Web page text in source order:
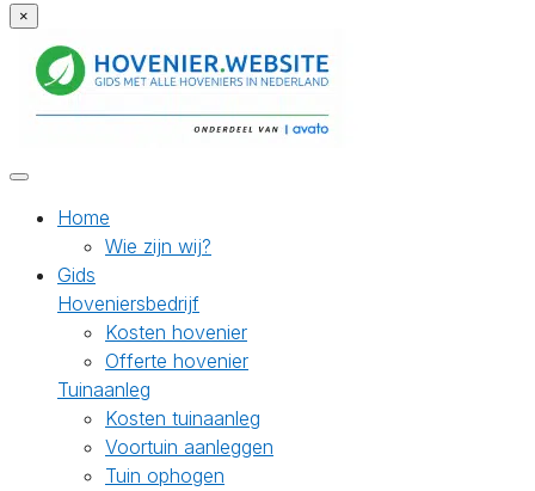
×
Home
Wie zijn wij?
Gids
Hoveniersbedrijf
Kosten hovenier
Offerte hovenier
Tuinaanleg
Kosten tuinaanleg
Voortuin aanleggen
Tuin ophogen